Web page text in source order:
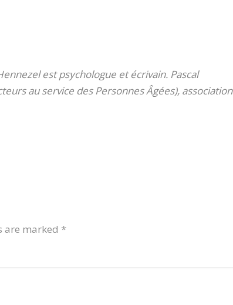
est psychologue et écrivain. Pascal
au service des Personnes Âgées), association
are marked *